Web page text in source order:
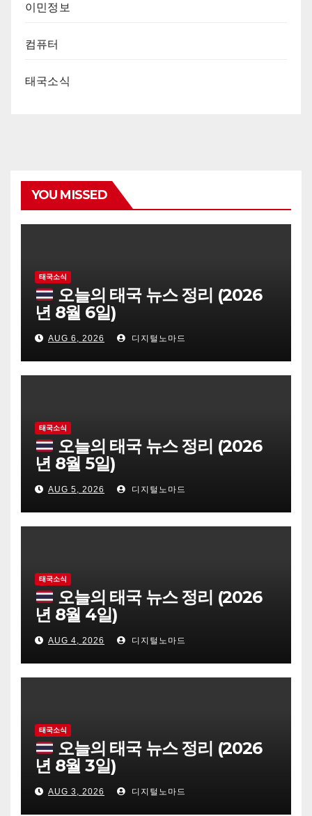
이민정보
컴퓨터
태국소식
YOU MISSED
태국소식
오늘의 태국 뉴스 정리 (2026
년 8월 6일)
AUG 6, 2026 디지털노마드
태국소식
오늘의 태국 뉴스 정리 (2026
년 8월 5일)
AUG 5, 2026 디지털노마드
태국소식
오늘의 태국 뉴스 정리 (2026
년 8월 4일)
AUG 4, 2026 디지털노마드
태국소식
오늘의 태국 뉴스 정리 (2026
년 8월 3일)
AUG 3, 2026 디지털노마드